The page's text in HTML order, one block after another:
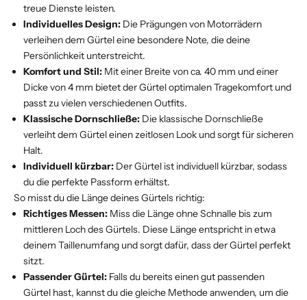
treue Dienste leisten.
Individuelles Design: Die Prägungen von Motorrädern
verleihen dem Gürtel eine besondere Note, die deine
Persönlichkeit unterstreicht.
Komfort und Stil: Mit einer Breite von ca. 40 mm und einer
Dicke von 4 mm bietet der Gürtel optimalen Tragekomfort und
passt zu vielen verschiedenen Outfits.
Klassische Dornschließe: Die klassische Dornschließe
verleiht dem Gürtel einen zeitlosen Look und sorgt für sicheren
Halt.
Individuell kürzbar: Der Gürtel ist individuell kürzbar, sodass
du die perfekte Passform erhältst.
So misst du die Länge deines Gürtels richtig:
Richtiges Messen: Miss die Länge ohne Schnalle bis zum
mittleren Loch des Gürtels. Diese Länge entspricht in etwa
deinem Taillenumfang und sorgt dafür, dass der Gürtel perfekt
sitzt.
Passender Gürtel: Falls du bereits einen gut passenden
Gürtel hast, kannst du die gleiche Methode anwenden, um die